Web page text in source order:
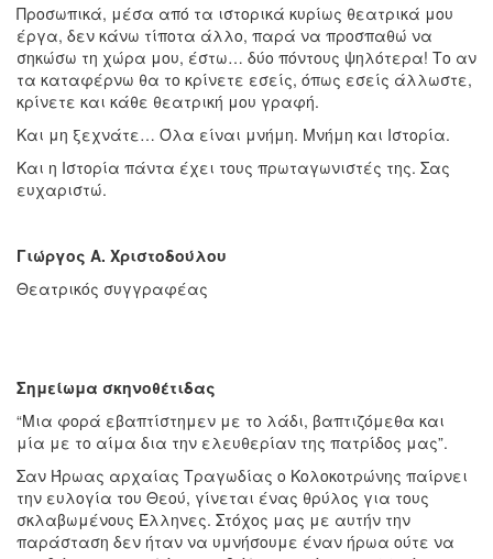
Προσωπικά, μέσα από τα ιστορικά κυρίως θεατρικά μου
έργα, δεν κάνω τίποτα άλλο, παρά να προσπαθώ να
σηκώσω τη χώρα μου, έστω… δύο πόντους ψηλότερα! Το αν
τα καταφέρνω θα το κρίνετε εσείς, όπως εσείς άλλωστε,
κρίνετε και κάθε θεατρική μου γραφή.
Και μη ξεχνάτε… Όλα είναι μνήμη. Μνήμη και Ιστορία.
Και η Ιστορία πάντα έχει τους πρωταγωνιστές της. Σας
ευχαριστώ.
Γιώργος Α. Χριστοδούλου
Θεατρικός συγγραφέας
Σημείωμα σκηνοθέτιδας
“Μια φορά εβαπτίστημεν με το λάδι, βαπτιζόμεθα και
μία με το αίμα δια την ελευθερίαν της πατρίδος μας”.
Σαν Ήρωας αρχαίας Τραγωδίας ο Κολοκοτρώνης παίρνει
την ευλογία του Θεού, γίνεται ένας θρύλος για τους
σκλαβωμένους Έλληνες. Στόχος μας με αυτήν την
παράσταση δεν ήταν να υμνήσουμε έναν ήρωα ούτε να